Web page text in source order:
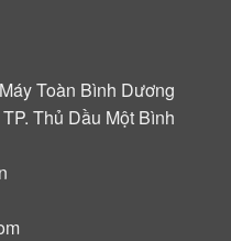
Toàn Bình Dương
Thủ Dầu Một Bình